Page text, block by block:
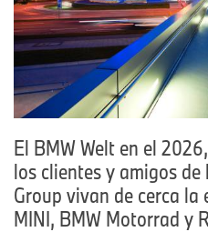
El BMW Welt en el
los clientes y amigos
Group vivan de cerca la
MINI, BMW Motorrad y